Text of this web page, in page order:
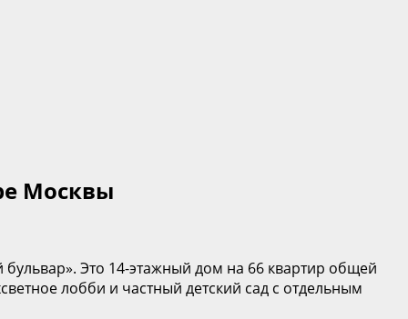
Москвы
Это 14-этажный дом на 66 квартир общей
лобби и частный детский сад с отдельным